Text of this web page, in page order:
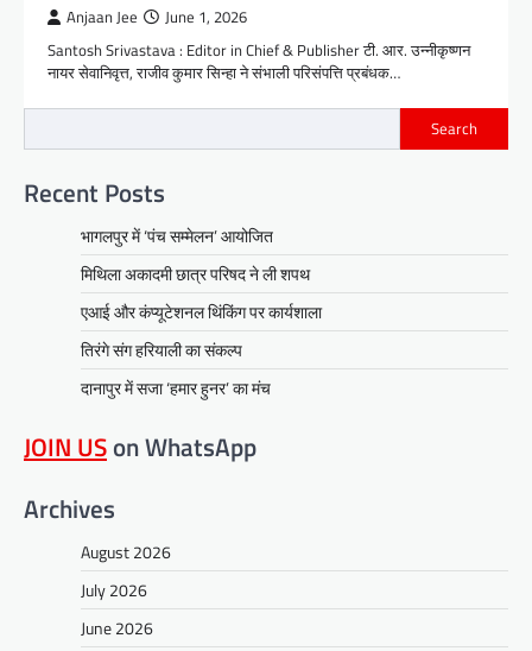
Anjaan Jee June 1, 2026
Santosh Srivastava : Editor in Chief & Publisher टी. आर. उन्नीकृष्णन
नायर सेवानिवृत्त, राजीव कुमार सिन्हा ने संभाली परिसंपत्ति प्रबंधक…
Search
Recent Posts
भागलपुर में ‘पंच सम्मेलन’ आयोजित
मिथिला अकादमी छात्र परिषद ने ली शपथ
एआई और कंप्यूटेशनल थिंकिंग पर कार्यशाला
तिरंगे संग हरियाली का संकल्प
दानापुर में सजा ‘हमार हुनर’ का मंच
JOIN USon WhatsApp
Archives
August 2026
July 2026
June 2026